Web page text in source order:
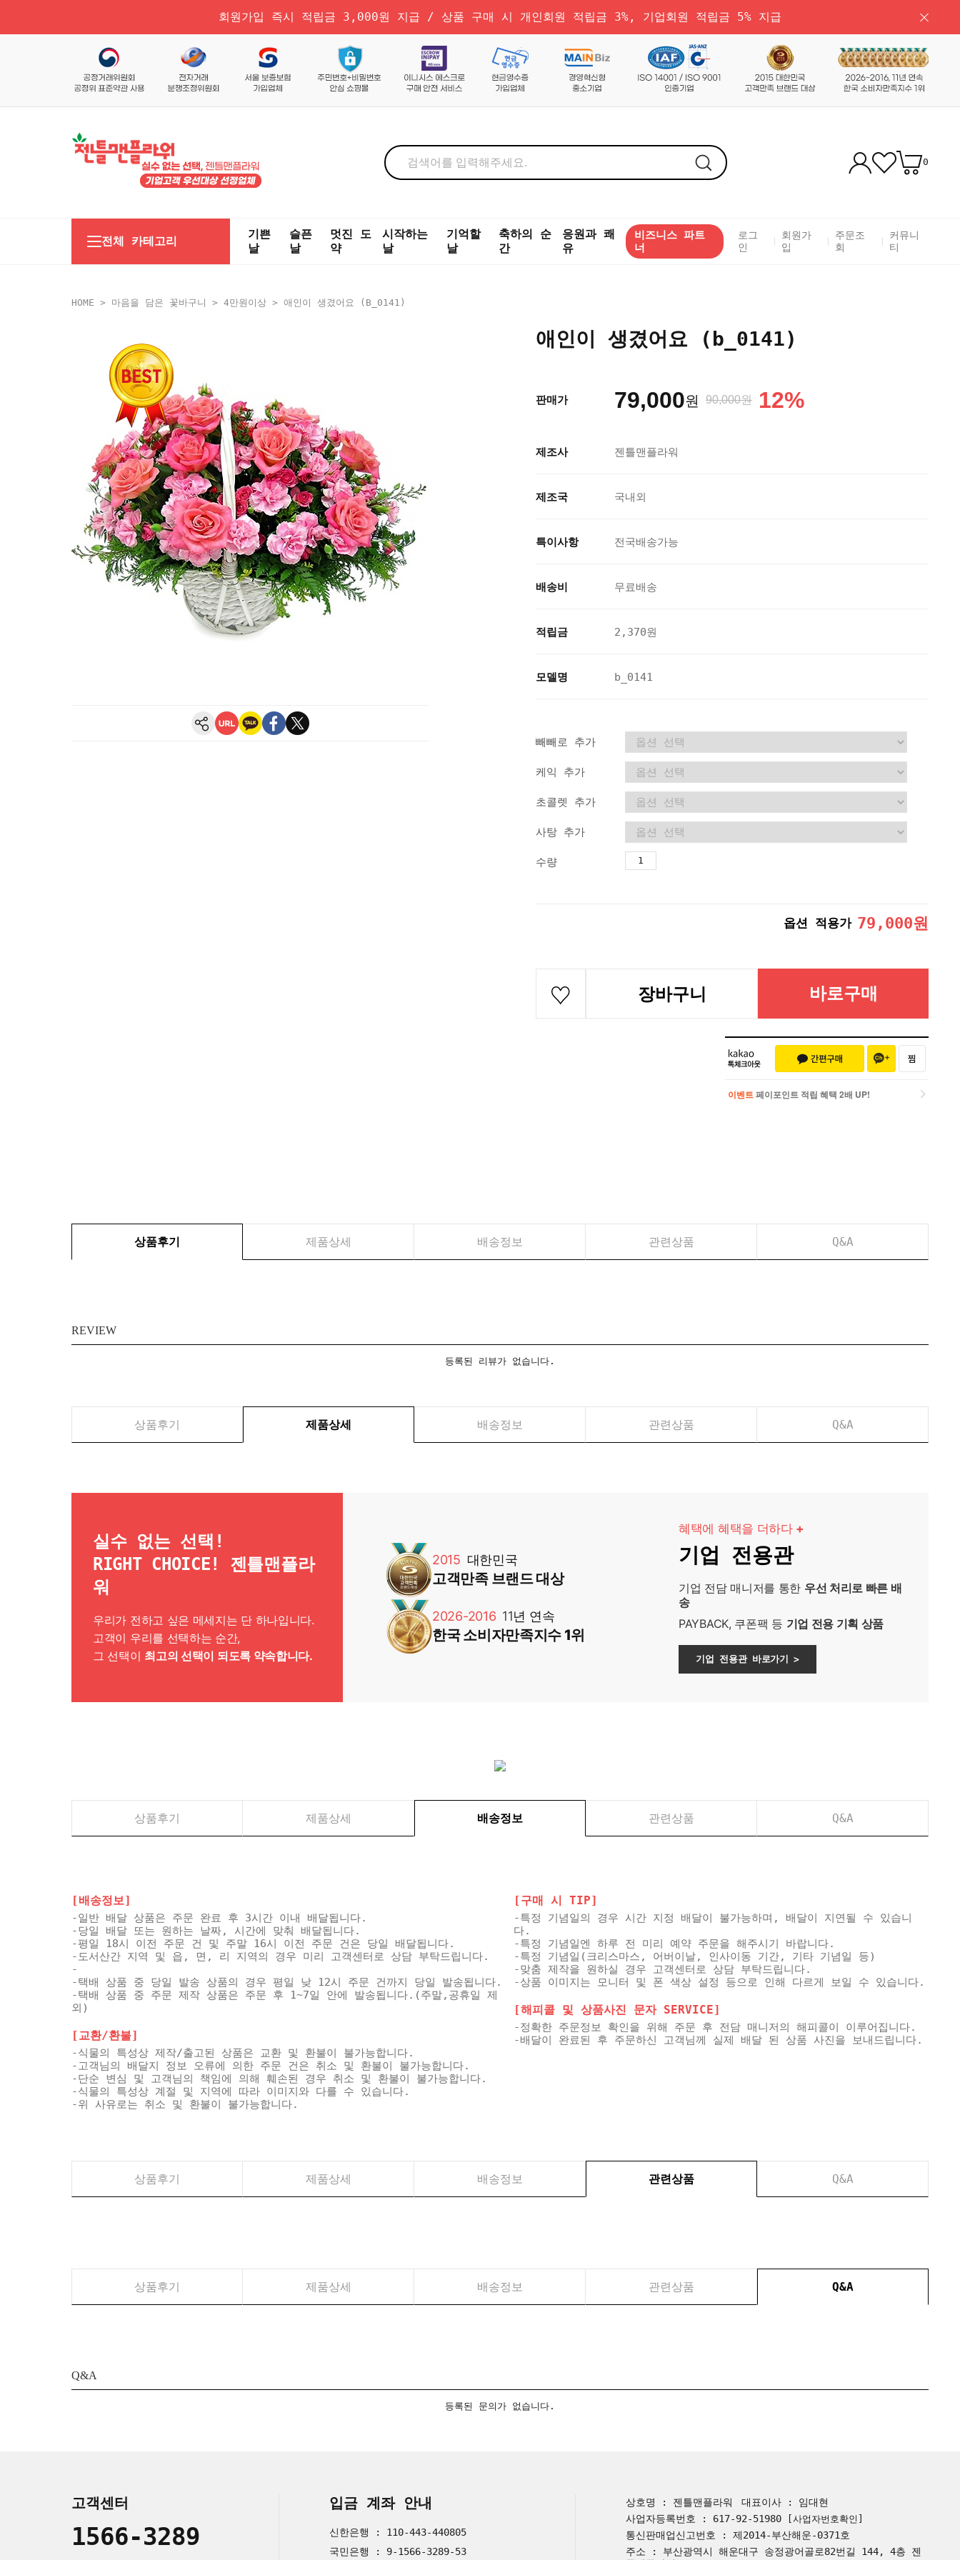
회원가입 즉시 적립금 3,000원 지급 / 상품 구매 시 개인회원 적립금 3%, 기업회원 적립금 5% 지급
0
전체 카테고리
기쁜
날
슬픈
날
멋진 도
약
시작하는
날
기억할
날
축하의 순
간
응원과 쾌
유
비즈니스 파트
너
로그
인
회원가
입
주문조
회
커뮤니
티
HOME > 마음을 담은 꽃바구니 > 4만원이상 > 애인이 생겼어요 (b_0141)
애인이 생겼어요 (b_0141)
판매가 79,000원 90,000원 12%
제조사 젠틀맨플라워
제조국 국내외
특이사항 전국배송가능
배송비 무료배송
적립금 2,370원
모델명 b_0141
빼빼로 추가
케익 추가
초콜렛 추가
사탕 추가
수량
옵션 적용가 79,000원
장바구니 바로구매
이벤트 페이포인트 적립 혜택 2배 UP!
상품후기 제품상세 배송정보 관련상품 Q&A
REVIEW
등록된 리뷰가 없습니다.
상품후기 제품상세 배송정보 관련상품 Q&A
실수 없는 선택!
RIGHT CHOICE! 젠틀맨플라
워
우리가 전하고 싶은 메세지는 단 하나입니다.
고객이 우리를 선택하는 순간,
그 선택이 최고의 선택이 되도록 약속합니다.
2015 대한민국
고객만족 브랜드 대상
2026-2016 11년 연속
한국 소비자만족지수 1위
혜택에 혜택을 더하다 +
기업 전용관
기업 전담 매니저를 통한 우선 처리로 빠른 배
송
PAYBACK, 쿠폰팩 등 기업 전용 기획 상품
기업 전용관 바로가기 >
상품후기 제품상세 배송정보 관련상품 Q&A
[배송정보]
-일반 배달 상품은 주문 완료 후 3시간 이내 배달됩니다.
-당일 배달 또는 원하는 날짜, 시간에 맞춰 배달됩니다.
-평일 18시 이전 주문 건 및 주말 16시 이전 주문 건은 당일 배달됩니다.
-도서산간 지역 및 읍, 면, 리 지역의 경우 미리 고객센터로 상담 부탁드립니다.
-
-택배 상품 중 당일 발송 상품의 경우 평일 낮 12시 주문 건까지 당일 발송됩니다.
-택배 상품 중 주문 제작 상품은 주문 후 1~7일 안에 발송됩니다.(주말,공휴일 제
외)
[교환/환불]
-식물의 특성상 제작/출고된 상품은 교환 및 환불이 불가능합니다.
-고객님의 배달지 정보 오류에 의한 주문 건은 취소 및 환불이 불가능합니다.
-단순 변심 및 고객님의 책임에 의해 훼손된 경우 취소 및 환불이 불가능합니다.
-식물의 특성상 계절 및 지역에 따라 이미지와 다를 수 있습니다.
-위 사유로는 취소 및 환불이 불가능합니다.
[구매 시 TIP]
-특정 기념일의 경우 시간 지정 배달이 불가능하며, 배달이 지연될 수 있습니
다.
-특정 기념일엔 하루 전 미리 예약 주문을 해주시기 바랍니다.
-특정 기념일(크리스마스, 어버이날, 인사이동 기간, 기타 기념일 등)
-맞춤 제작을 원하실 경우 고객센터로 상담 부탁드립니다.
-상품 이미지는 모니터 및 폰 색상 설정 등으로 인해 다르게 보일 수 있습니다.
[해피콜 및 상품사진 문자 SERVICE]
-정확한 주문정보 확인을 위해 주문 후 전담 매니저의 해피콜이 이루어집니다.
-배달이 완료된 후 주문하신 고객님께 실제 배달 된 상품 사진을 보내드립니다.
상품후기 제품상세 배송정보 관련상품 Q&A
상품후기 제품상세 배송정보 관련상품 Q&A
Q&A
등록된 문의가 없습니다.
고객센터
1566-3289
입금 계좌 안내
신한은행 : 110-443-440805
국민은행 : 9-1566-3289-53
상호명 : 젠틀맨플라워
대표이사 : 임대현
사업자등록번호 : 617-92-51980
[사업자번호확인]
통신판매업신고번호 : 제2014-부산해운-0371호
주소 : 부산광역시 해운대구 송정광어골로82번길 144, 4층 젠